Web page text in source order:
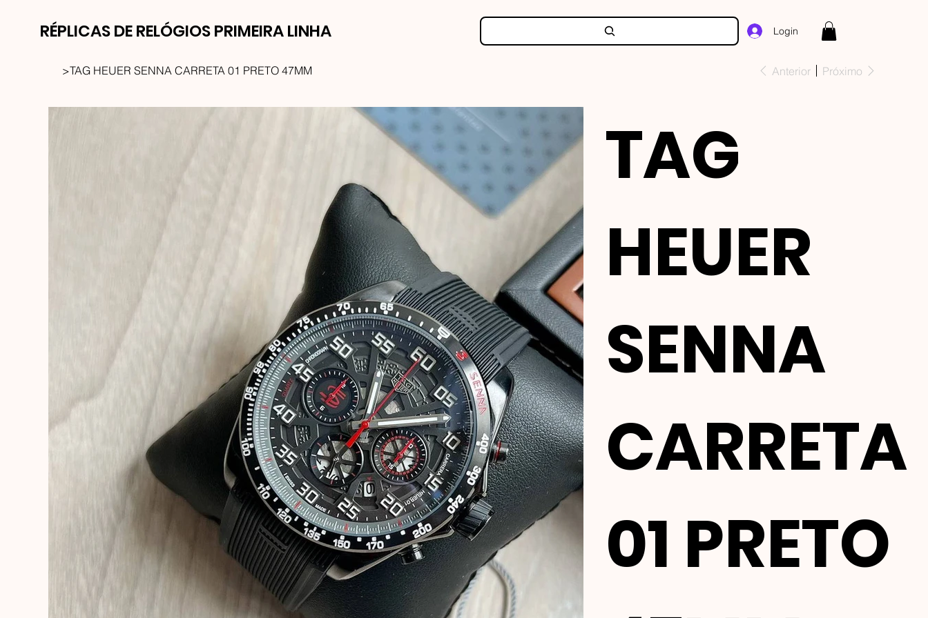
RÉPLICAS DE RELÓGIOS PRIMEIRA LINHA Login
>TAG HEUER SENNA CARRETA 01 PRETO 47MM Anterior Próximo
TAG
HEUER
SENNA
CARRETA
01 PRETO